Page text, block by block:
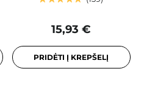
15,93 €
PRIDĖTI Į KREPŠELĮ